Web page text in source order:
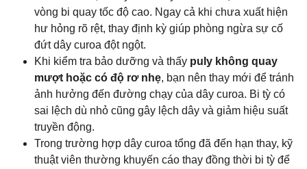
vòng bi quay tốc độ cao. Ngay cả khi chưa xuất hiện
hư hỏng rõ rệt, thay định kỳ giúp phòng ngừa sự cố
đứt dây curoa đột ngột.
Khi kiểm tra bảo dưỡng và thấy puly không quay
mượt hoặc có độ rơ nhẹ, bạn nên thay mới để tránh
ảnh hưởng đến đường chạy của dây curoa. Bi tỳ có
sai lệch dù nhỏ cũng gây lệch dây và giảm hiệu suất
truyền động.
Trong trường hợp dây curoa tổng đã đến hạn thay, kỹ
thuật viên thường khuyến cáo thay đồng thời bi tỳ để